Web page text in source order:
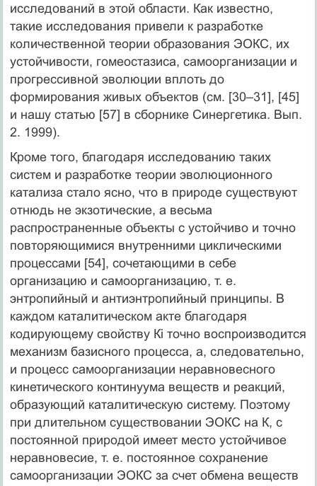
исследований в этой области. Как известно,
такие исследования привели к разработке
количественной теории образования ЭОКС, их
устойчивости, гомеостазиса, самоорганизации и
прогрессивной эволюции вплоть до
формирования живых объектов (см. [30–31], [45]
и нашу статью [57] в сборнике Синергетика. Вып.
2. 1999).
Кроме того, благодаря исследованию таких
систем и разработке теории эволюционного
катализа стало ясно, что в природе существуют
отнюдь не экзотические, а весьма
распространенные объекты с устойчиво и точно
повторяющимися внутренними циклическими
процессами [54], сочетающими в себе
организацию и самоорганизацию, т. е.
энтропийный и антиэнтропийный принципы. В
каждом каталитическом акте благодаря
кодирующему свойству Кi точно воспроизводится
механизм базисного процесса, а, следовательно,
и процесс самоорганизации неравновесного
кинетического континуума веществ и реакций,
образующий каталитическую систему. Поэтому
при длительном существовании ЭОКС на К, с
постоянной природой имеет место устойчивое
неравновесие, т. е. постоянное сохранение
самоорганизации ЭОКС за счет обмена веществ